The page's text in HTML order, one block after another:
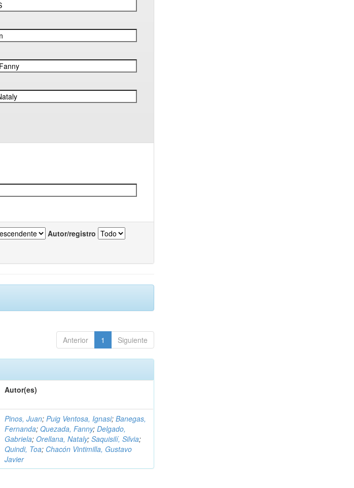
Autor/registro
Anterior 1 Siguiente
Autor(es)
Pinos, Juan;Puig Ventosa, Ignasi;Banegas,
Fernanda;Quezada, Fanny;Delgado,
Gabriela;Orellana, Nataly;Saquisilí, Silvia;
Quindi, Toa; Chacón Vintimilla, Gustavo
Javier